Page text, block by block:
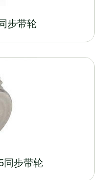
步带轮
同步带轮